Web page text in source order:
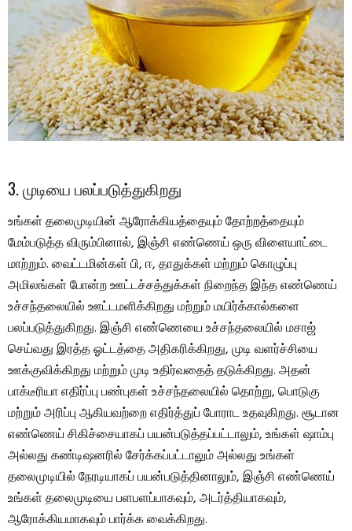
3. முடியை பலப்படுத்துகிறது
உங்கள் தலைமுடியின் ஆரோக்கியத்தையும் தோற்றத்தையும்
மேம்படுத்த விரும்பினால், இஞ்சி எண்ணெய் ஒரு விளையாட்டை
மாற்றும். வைட்டமின்கள் பி, ஈ, தாதுக்கள் மற்றும் கொழுப்பு
அமிலங்கள் போன்ற ஊட்டச்சத்துக்கள் நிறைந்த இந்த எண்ணெய்
உச்சந்தலையில் ஊட்டமளிக்கிறது மற்றும் மயிர்க்கால்களை
பலப்படுத்துகிறது. இஞ்சி எண்ணெயை உச்சந்தலையில் மசாஜ்
செய்வது இரத்த ஓட்டத்தை அதிகரிக்கிறது, முடி வளர்ச்சியை
ஊக்குவிக்கிறது மற்றும் முடி உதிர்வதைத் தடுக்கிறது. அதன்
பாக்டீரியா எதிர்ப்பு பண்புகள் உச்சந்தலையில் தொற்று, பொடுகு
மற்றும் அரிப்பு ஆகியவற்றை எதிர்த்துப் போராட உதவுகிறது. சூடான
எண்ணெய் சிகிச்சையாகப் பயன்படுத்தப்பட்டாலும், உங்கள் ஷாம்பு
அல்லது கண்டிஷனரில் சேர்க்கப்பட்டாலும் அல்லது உங்கள்
தலைமுடியில் நேரடியாகப் பயன்படுத்தினாலும், இஞ்சி எண்ணெய்
உங்கள் தலைமுடியை பளபளப்பாகவும், அடர்த்தியாகவும்,
ஆரோக்கியமாகவும் பார்க்க வைக்கிறது.